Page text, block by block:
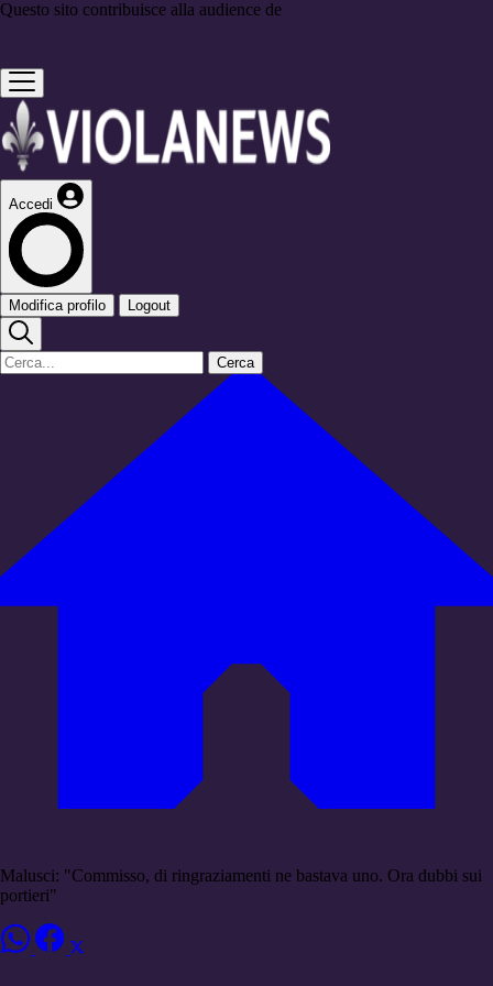
Questo sito contribuisce alla audience de
Accedi
Modifica profilo Logout
Cerca
Malusci: "Commisso, di ringraziamenti ne bastava uno. Ora dubbi sui
portieri"